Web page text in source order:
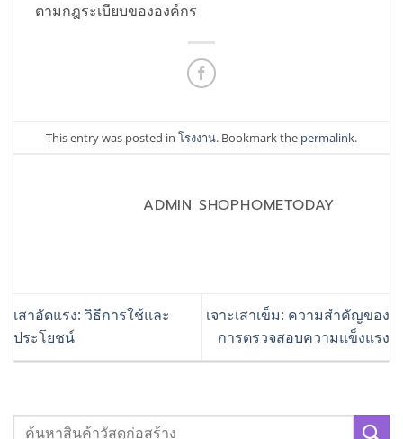
ตามกฎระเบียบขององค์กร
This entry was posted in โรงงาน. Bookmark the permalink.
ADMIN SHOPHOMETODAY
เสาอัดแรง: วิธีการใช้และ
ประโยชน์
เจาะเสาเข็ม: ความสำคัญของ
การตรวจสอบความแข็งแรง